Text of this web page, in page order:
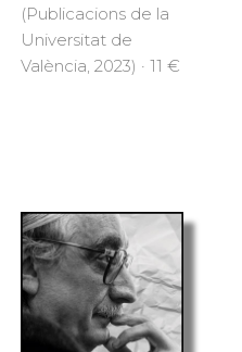
(Publicacions de la
Universitat de
València, 2023) · 11 €